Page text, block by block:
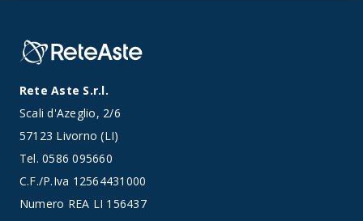
Rete Aste S.r.l.
Scali d'Azeglio, 2/6
57123 Livorno (LI)
Tel.0586 095660
C.F./P.Iva 12564431000
Numero REA LI 156437